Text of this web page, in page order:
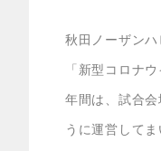
秋田ノーザン
「新型コロナ
年間は、試合
うに運営してま